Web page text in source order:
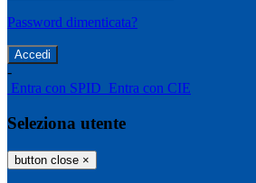
Password dimenticata?
-
Entra con SPID Entra con CIE
Seleziona utente
button close ×